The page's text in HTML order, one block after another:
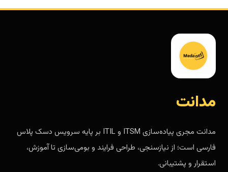
مدانت
مدانت مجری پیاده‌سازی ITSM و ITIL بر پایه سرویس دسک پلاس
فارسی است؛ از نیازسنجی، طراحی فرایند و بومی‌سازی تا آموزش،
استقرار و پشتیبانی.